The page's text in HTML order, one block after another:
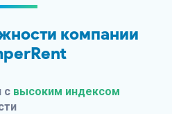
компании
с высоким индексом